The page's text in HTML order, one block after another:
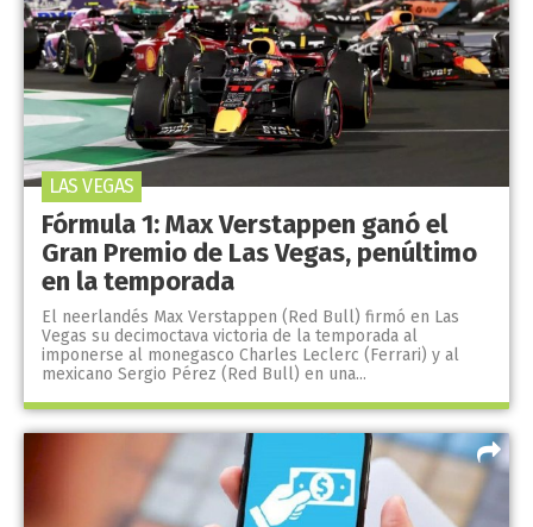
Fórmula 1: Max Verstappen ganó el
Gran Premio de Las Vegas, penúltimo
en la temporada
El neerlandés Max Verstappen (Red Bull) firmó en Las
Vegas su decimoctava victoria de la temporada al
imponerse al monegasco Charles Leclerc (Ferrari) y al
mexicano Sergio Pérez (Red Bull) en una...
LAS VEGAS